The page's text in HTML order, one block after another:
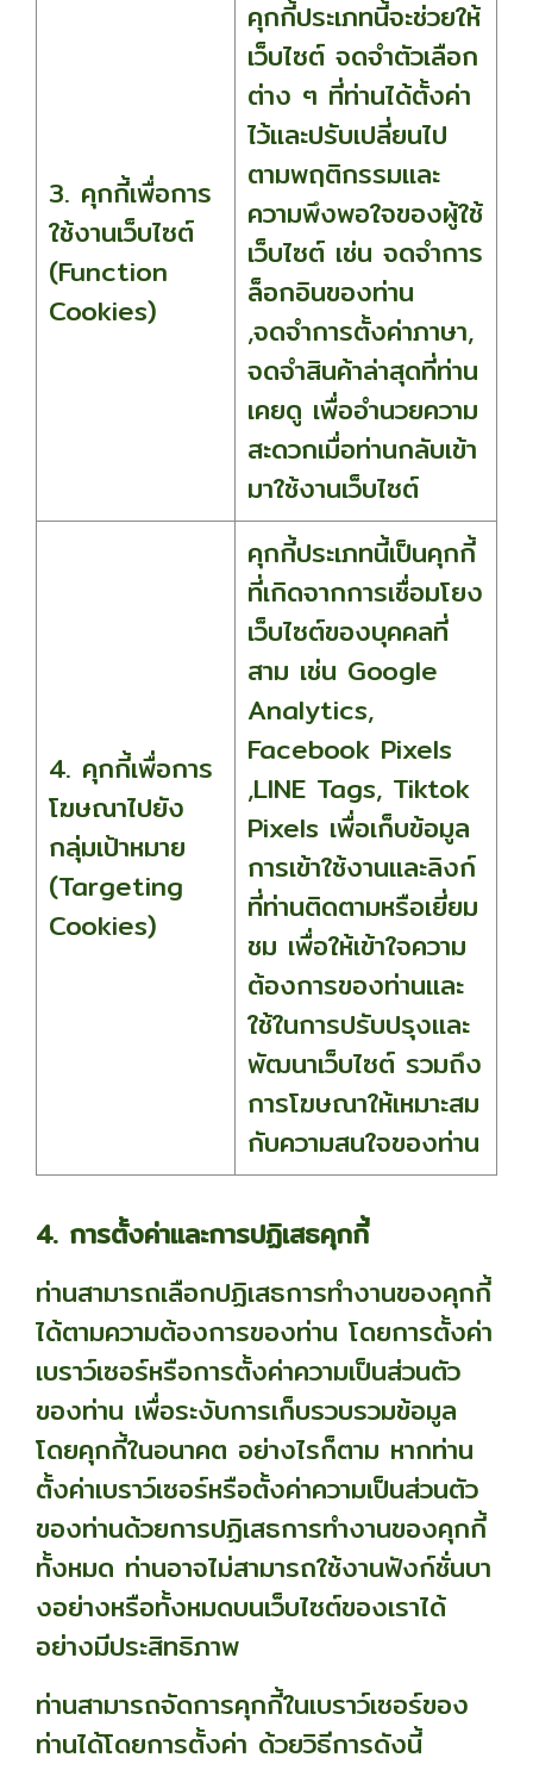
3. คุกกี้เพื่อการ
ใช้งานเว็บไซต์
(Function
Cookies)
คุกกี้ประเภทนี้จะช่วยให้
เว็บไซต์ จดจำตัวเลือก
ต่าง ๆ ที่ท่านได้ตั้งค่า
ไว้และปรับเปลี่ยนไป
ตามพฤติกรรมและ
ความพึงพอใจของผู้ใช้
เว็บไซต์ เช่น จดจำการ
ล็อกอินของท่าน
,จดจำการตั้งค่าภาษา,
จดจำสินค้าล่าสุดที่ท่าน
เคยดู เพื่ออำนวยความ
สะดวกเมื่อท่านกลับเข้า
มาใช้งานเว็บไซต์
4. คุกกี้เพื่อการ
โฆษณาไปยัง
กลุ่มเป้าหมาย
(Targeting
Cookies)
คุกกี้ประเภทนี้เป็นคุกกี้
ที่เกิดจากการเชื่อมโยง
เว็บไซต์ของบุคคลที่
สาม เช่น Google
Analytics,
Facebook Pixels
,LINE Tags, Tiktok
Pixels เพื่อเก็บข้อมูล
การเข้าใช้งานและลิงก์
ที่ท่านติดตามหรือเยี่ยม
ชม เพื่อให้เข้าใจความ
ต้องการของท่านและ
ใช้ในการปรับปรุงและ
พัฒนาเว็บไซต์ รวมถึง
การโฆษณาให้เหมาะสม
กับความสนใจของท่าน
4. การตั้งค่าและการปฏิเสธคุกกี้
ท่านสามารถเลือกปฏิเสธการทำงานของคุกกี้
ได้ตามความต้องการของท่าน โดยการตั้งค่า
เบราว์เซอร์หรือการตั้งค่าความเป็นส่วนตัว
ของท่าน เพื่อระงับการเก็บรวบรวมข้อมูล
โดยคุกกี้ในอนาคต อย่างไรก็ตาม หากท่าน
ตั้งค่าเบราว์เซอร์หรือตั้งค่าความเป็นส่วนตัว
ของท่านด้วยการปฏิเสธการทำงานของคุกกี้
ทั้งหมด ท่านอาจไม่สามารถใช้งานฟังก์ชั่นบา
งอย่างหรือทั้งหมดบนเว็บไซต์ของเราได้
อย่างมีประสิทธิภาพ
ท่านสามารถจัดการคุกกี้ในเบราว์เซอร์ของ
ท่านได้โดยการตั้งค่า ด้วยวิธีการดังนี้